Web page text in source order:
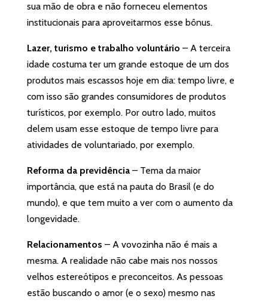
sua mão de obra e não forneceu elementos
institucionais para aproveitarmos esse bônus.
Lazer, turismo e trabalho voluntário – A terceira
idade costuma ter um grande estoque de um dos
produtos mais escassos hoje em dia: tempo livre, e
com isso são grandes consumidores de produtos
turísticos, por exemplo. Por outro lado, muitos
delem usam esse estoque de tempo livre para
atividades de voluntariado, por exemplo.
Reforma da previdência– Tema da maior
importância, que está na pauta do Brasil (e do
mundo), e que tem muito a ver com o aumento da
longevidade.
Relacionamentos – A vovozinha não é mais a
mesma. A realidade não cabe mais nos nossos
velhos estereótipos e preconceitos. As pessoas
estão buscando o amor (e o sexo) mesmo nas